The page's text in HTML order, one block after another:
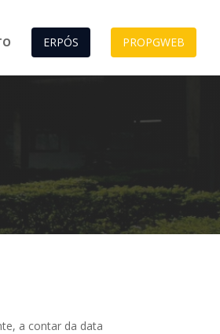
ERPÓS PROPGWEB
a contar da data